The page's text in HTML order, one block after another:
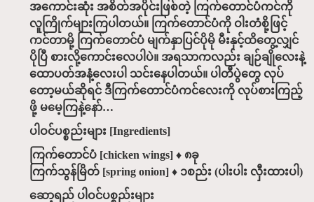
အကောင်းဆုံး အစိတ်အပိုင်းဖြစ်တဲ့ ကြက်တောင်ပံကင်ကို
လူကြိုက်များကြပါတယ်။ ကြက်တောင်ပံကို ဝါးတံစို့ဖြင့်
ကင်တာမို့ ကြက်တောင်ပံ မျက်နှာပြင်ပိုမို မီးနှင့်ထိတွေ့လျှင်
ပိုပြီ စားလို့ကောင်းလေပါပဲ။ အရသာကလည်း ချဉ်ချိုလေးနဲ့
ထောပတ်အနံ့လေးပါ သင်းနေပါတယ်။ ပါတီပွဲတွေ လုပ်
တော့မယ်ဆိုရင် ဒီကြက်တောင်ပံကင်လေးကို လုပ်စားကြည့်
ဖို့ မမေ့ကြနဲ့နော်…
ပါဝင်ပစ္စည်းများ [Ingredients]
ကြက်တောင်ပံ [chicken wings] ♦ ၈ခု
ကြက်သွန်မြိတ် [spring onion] ♦ ၁စည်း (ပါးပါး လှီးထားပါ)
ဆော့ရည် ပါဝင်ပစ္စည်းများ